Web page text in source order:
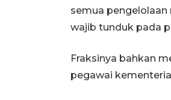
semua pengelolaan
wajib tunduk pada
Fraksinya bahkan
pegawai